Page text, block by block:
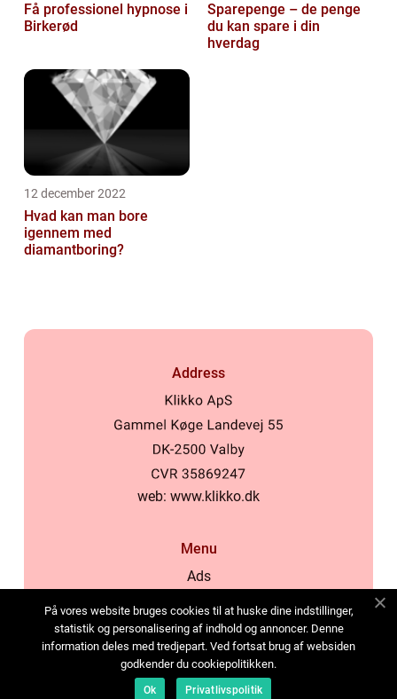
Få professionel hypnose i
Birkerød
Sparepenge – de penge
du kan spare i din
hverdag
12 december 2022
Hvad kan man bore
igennem med
diamantboring?
Address
web: www.klikko.dk
Menu
Ads
Cookies
Contact
Sitemap
På vores website bruges cookies til at huske dine indstillinger,
statistik og personalisering af indhold og annoncer. Denne
information deles med tredjepart. Ved fortsat brug af websiden
godkender du cookiepolitikken.
Ok Privatlivspolitik